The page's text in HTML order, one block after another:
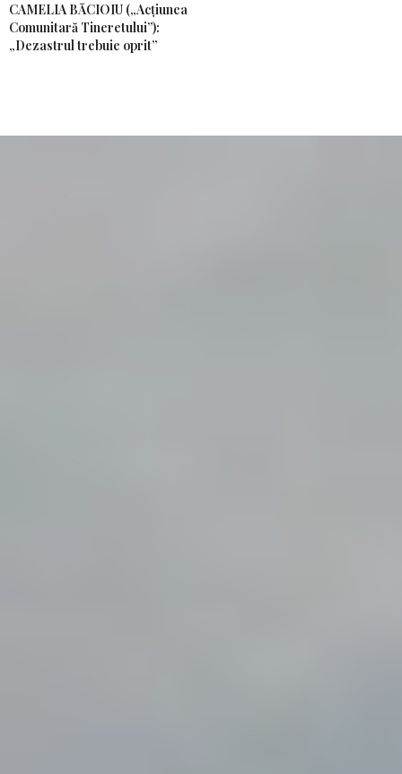
CAMELIA BĂCIOIU („Acțiunea
Comunitară Tineretului”):
„Dezastrul trebuie oprit”